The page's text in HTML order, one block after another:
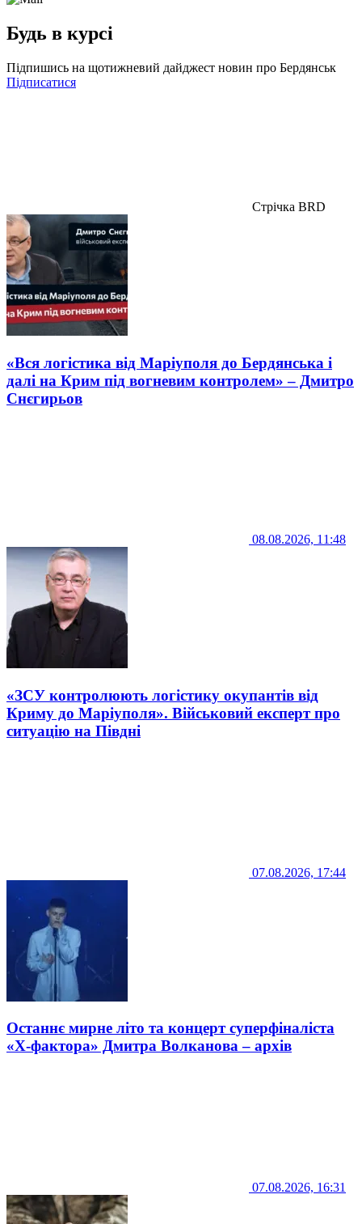
Будь в курсі
Підпишись на щотижневий дайджест новин про Бердянськ
Підписатися
Стрічка BRD
«Вся логістика від Маріуполя до Бердянська і
далі на Крим під вогневим контролем» – Дмитро
Снєгирьов
08.08.2026, 11:48
«ЗСУ контролюють логістику окупантів від
Криму до Маріуполя». Військовий експерт про
ситуацію на Півдні
07.08.2026, 17:44
Останнє мирне літо та концерт суперфіналіста
«Х-фактора» Дмитра Волканова – архів
07.08.2026, 16:31